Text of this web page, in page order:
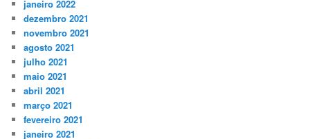
janeiro 2022
dezembro 2021
novembro 2021
agosto 2021
julho 2021
maio 2021
abril 2021
março 2021
fevereiro 2021
janeiro 2021